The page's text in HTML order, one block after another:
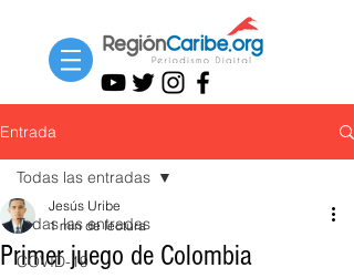
Entrada
Todas las entradas
COVID-19
Todas las entradas
Primer juego de Colombia
Jesús Uribe
1 min de lectura